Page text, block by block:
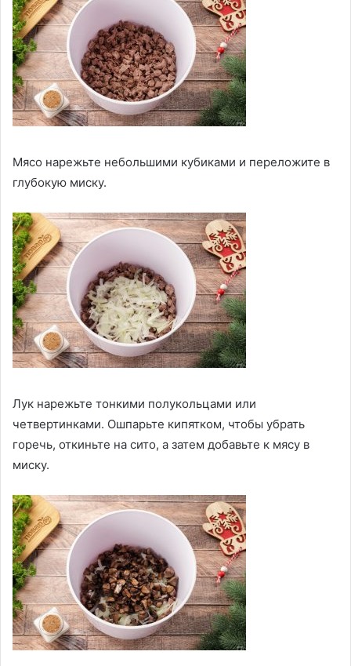
Мясо нарежьте небольшими кубиками и переложите в
глубокую миску.
Лук нарежьте тонкими полукольцами или
четвертинками. Ошпарьте кипятком, чтобы убрать
горечь, откиньте на сито, а затем добавьте к мясу в
миску.